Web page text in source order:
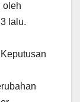
oleh
lalu.